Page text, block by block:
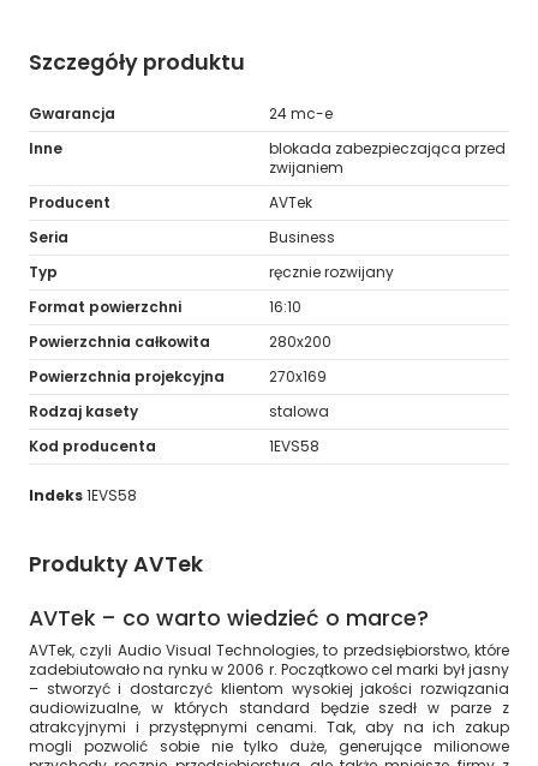
Szczegóły produktu
Gwarancja
24 mc-e
Inne
blokada zabezpieczająca przed
zwijaniem
Producent
AVTek
Seria
Business
Typ
ręcznie rozwijany
Format powierzchni
16:10
Powierzchnia całkowita
280x200
Powierzchnia projekcyjna
270x169
Rodzaj kasety
stalowa
Kod producenta
1EVS58
Indeks1EVS58
Produkty AVTek
AVTek – co warto wiedzieć o marce?
AVTek, czyli Audio Visual Technologies, to przedsiębiorstwo, które
zadebiutowało na rynku w 2006 r. Początkowo cel marki był jasny
– stworzyć i dostarczyć klientom wysokiej jakości rozwiązania
audiowizualne, w których standard będzie szedł w parze z
atrakcyjnymi i przystępnymi cenami. Tak, aby na ich zakup
mogli pozwolić sobie nie tylko duże, generujące milionowe